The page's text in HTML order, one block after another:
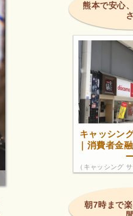
熊本で安心
キャッシン
｜消費者金
（キャッシング
朝7時まで